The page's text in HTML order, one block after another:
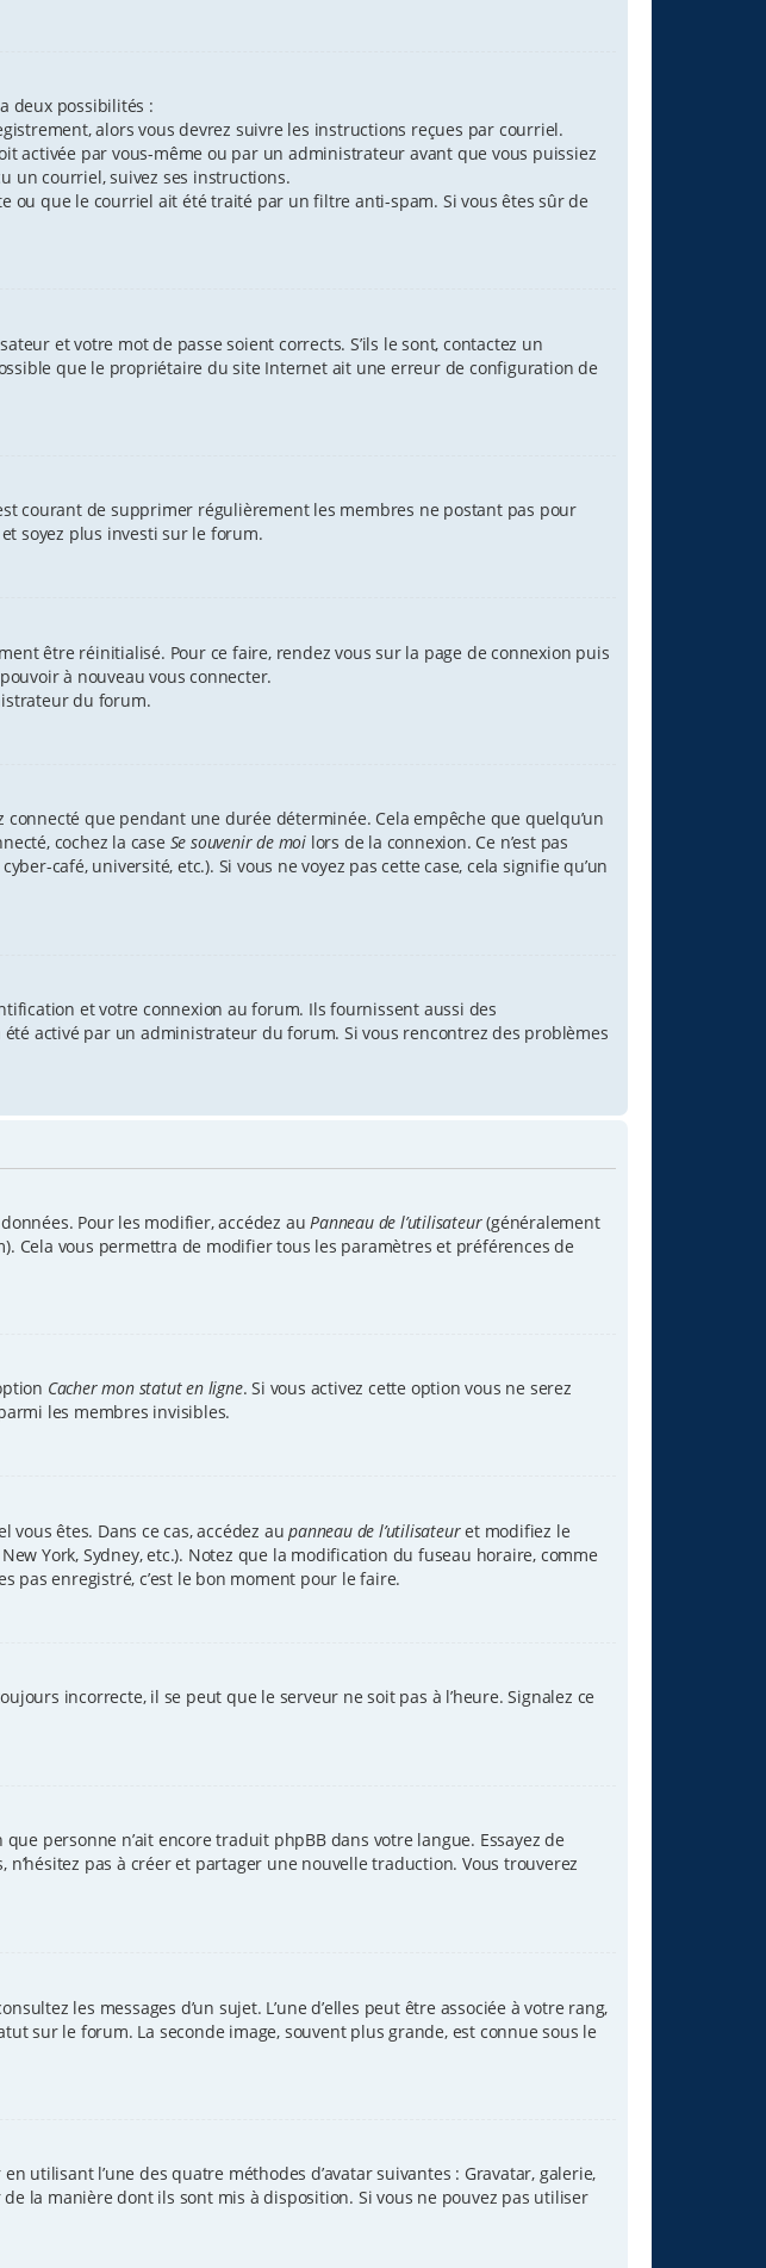
deux possibilités :
alors vous devrez suivre les instructions reçues par courriel.
activée par vous-même ou par un administrateur avant que vous puissiez
un courriel, suivez ses instructions.
ou que le courriel ait été traité par un filtre anti-spam. Si vous êtes sûr de
et votre mot de passe soient corrects. S’ils le sont, contactez un
que le propriétaire du site Internet ait une erreur de configuration de
courant de supprimer régulièrement les membres ne postant pas pour
soyez plus investi sur le forum.
être réinitialisé. Pour ce faire, rendez vous sur la page de connexion puis
à nouveau vous connecter.
du forum.
que pendant une durée déterminée. Cela empêche que quelqu’un
cochez la case Se souvenir de moi lors de la connexion. Ce n’est pas
café, université, etc.). Si vous ne voyez pas cette case, cela signifie qu’un
et votre connexion au forum. Ils fournissent aussi des
activé par un administrateur du forum. Si vous rencontrez des problèmes
Pour les modifier, accédez au Panneau de l’utilisateur(généralement
Cela vous permettra de modifier tous les paramètres et préférences de
Cacher mon statut en ligne. Si vous activez cette option vous ne serez
les membres invisibles.
êtes. Dans ce cas, accédez aupanneau de l’utilisateuret modifiez le
York, Sydney, etc.). Notez que la modification du fuseau horaire, comme
pas enregistré, c’est le bon moment pour le faire.
incorrecte, il se peut que le serveur ne soit pas à l’heure. Signalez ce
personne n’ait encore traduit phpBB dans votre langue. Essayez de
pas à créer et partager une nouvelle traduction. Vous trouverez
les messages d’un sujet. L’une d’elles peut être associée à votre rang,
sur le forum. La seconde image, souvent plus grande, est connue sous le
utilisant l’une des quatre méthodes d’avatar suivantes : Gravatar, galerie,
la manière dont ils sont mis à disposition. Si vous ne pouvez pas utiliser